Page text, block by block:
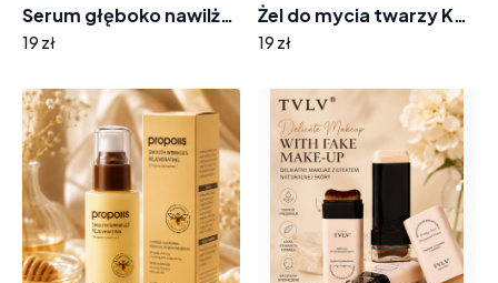
Serum głęboko nawilżające KS643 propolis
19 zł
Żel do mycia twarzy KS654 propolis
19 zł